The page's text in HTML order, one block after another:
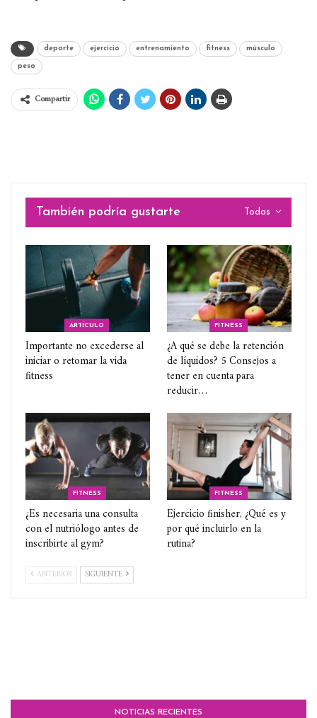
deporte ejercicio entrenamiento fitness músculo
peso
Compartir
Todas
También podría gustarte
ARTÍCULO
Importante no excederse al
iniciar o retomar la vida
fitness
FITNESS
¿A qué se debe la retención
de líquidos? 5 Consejos a
tener en cuenta para
reducir…
FITNESS
¿Es necesaria una consulta
con el nutriólogo antes de
inscribirte al gym?
FITNESS
Ejercicio finisher, ¿Qué es y
por qué incluirlo en la
rutina?
ANTERIOR SIGUIENTE
NOTICIAS RECIENTES